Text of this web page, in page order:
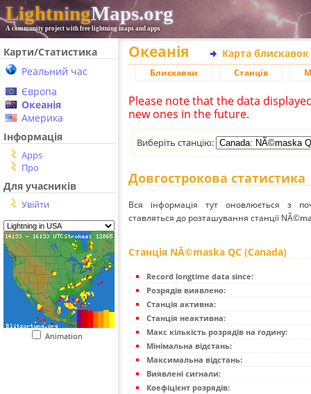
LightningMaps.org
A community project with free lightning maps and apps
Карти/Статистика
Реальний час
Європа
Океанія
Америка
Інформація
Apps
Про
Для учасників
Увійти
Animation
Океанія Карта
Блискавки Станція
Please note that the data
new ones in the future.
Виберіть станцію:
Довгострокова статистика
Вся інформація тут оновлюється з
ставляться до розташування станції
Станція NÃ©maska QC (Canada)
Record longtime data since:
Розрядів виявлено:
Станція активна:
Станція неактивна:
Макс кількість розрядів на годину:
Мінімальна відстань:
Максимальна відстань:
Виявлені сигнали:
Коефіцієнт розрядів: